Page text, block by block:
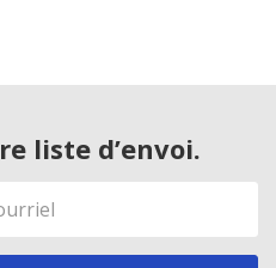
liste d’envoi.